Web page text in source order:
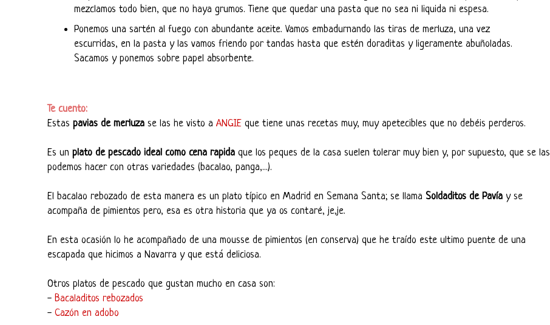
mezclamos todo bien, que no haya grumos. Tiene que quedar una pasta que no sea ni liquida ni espesa.
Ponemos una sartén al fuego con abundante aceite. Vamos embadurnando las tiras de merluza, una vez
escurridas, en la pasta y las vamos friendo por tandas hasta que estén doraditas y ligeramente abuñoladas.
Sacamos y ponemos sobre papel absorbente.
Te cuento:
Estas pavias de merluza se las he visto a ANGIE que tiene unas recetas muy, muy apetecibles que no debéis perderos.
Es un plato de pescado ideal como cena rapida que los peques de la casa suelen tolerar muy bien y, por supuesto, que se las
podemos hacer con otras variedades (bacalao, panga,...).
El bacalao rebozado de esta manera es un plato típico en Madrid en Semana Santa; se llama Soldaditos de Pavía y se
acompaña de pimientos pero, esa es otra historia que ya os contaré, je,je.
En esta ocasión lo he acompañado de una mousse de pimientos (en conserva) que he traído este ultimo puente de una
escapada que hicimos a Navarra y que está deliciosa.
Otros platos de pescado que gustan mucho en casa son:
- Bacaladitos rebozados
- Cazón en adobo